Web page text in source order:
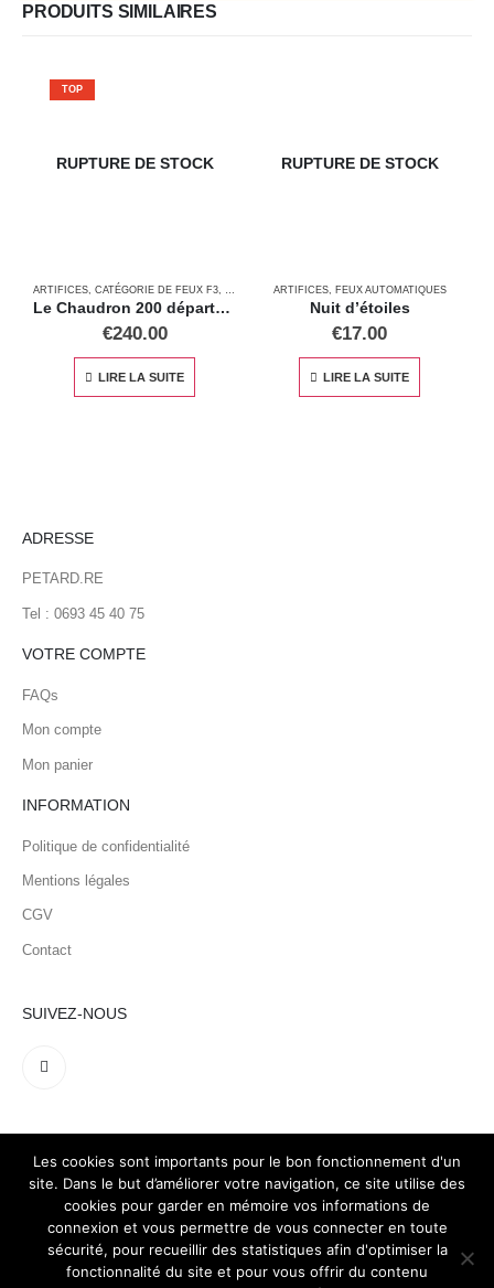
PRODUITS SIMILAIRES
TOP
RUPTURE DE STOCK
ARTIFICES CATÉGORIE DE FEUX F3 COUPS DE COEUR,FEUX AUTOMATIQUES
Le Chaudron 200 départs 20mm
€240.00
LIRE LA SUITE
RUPTURE DE STOCK
ARTIFICES, FEUX AUTOMATIQUES
Nuit d’étoiles
€17.00
LIRE LA SUITE
ADRESSE
PETARD.RE
Tel : 0693 45 40 75
VOTRE COMPTE
FAQs
Mon compte
Mon panier
INFORMATION
Politique de confidentialité
Mentions légales
CGV
Contact
SUIVEZ-NOUS
Les cookies sont importants pour le bon fonctionnement d'un
site. Dans le but d’améliorer votre navigation, ce site utilise des
cookies pour garder en mémoire vos informations de
connexion et vous permettre de vous connecter en toute
sécurité, pour recueillir des statistiques afin d'optimiser la
fonctionnalité du site et pour vous offrir du contenu